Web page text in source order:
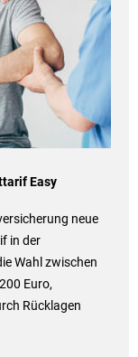
Easy
neue
in der
Wahl zwischen
Euro,
Rücklagen